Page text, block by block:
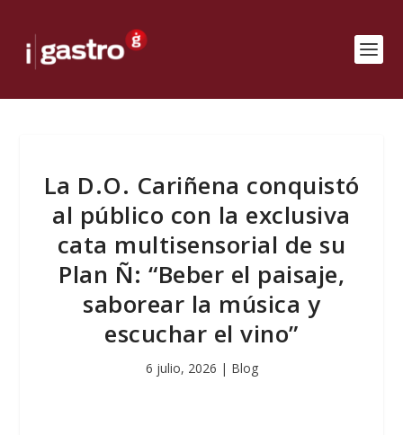
La D.O. Cariñena conquistó
al público con la exclusiva
cata multisensorial de su
Plan Ñ: “Beber el paisaje,
saborear la música y
escuchar el vino”
6 julio, 2026 | Blog